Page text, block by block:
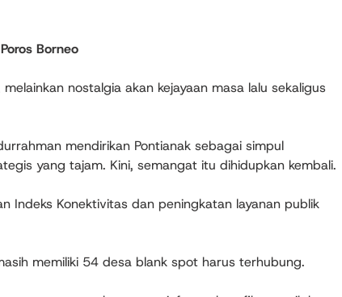
Borneo
nostalgia akan kejayaan masa lalu sekaligus
mendirikan Pontianak sebagai simpul
yang tajam. Kini, semangat itu dihidupkan kembali.
Indeks Konektivitas dan peningkatan layanan publik
memiliki 54 desa blank spot harus terhubung.